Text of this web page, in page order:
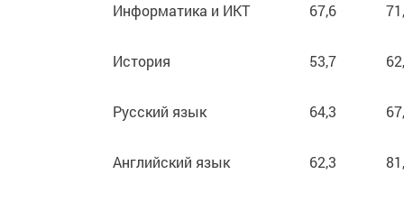
Информатика и ИКТ 67,6
История 53,7
Русский язык 64,3
Английский язык 62,3